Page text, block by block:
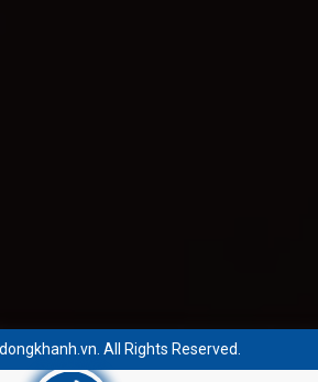
All Rights Reserved.